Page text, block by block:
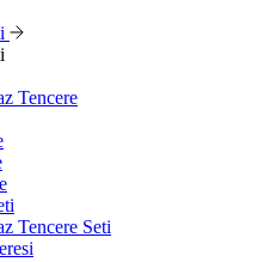
Tencere
Tencere Seti